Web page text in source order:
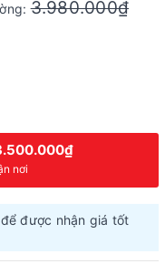
3.980.000₫
nơi
được nhận giá tốt